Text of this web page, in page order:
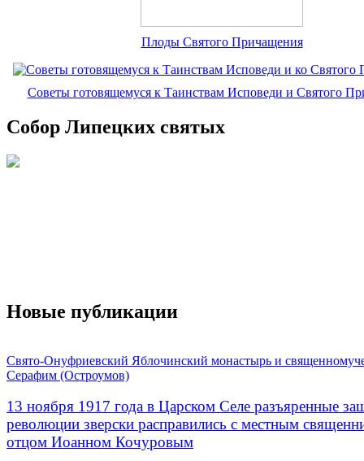
Плоды Святого Причащения
Советы готовящемуся к Таинствам Исповеди и Святого
Собор Липецких святых
Новые публикации
Свято-Онуфриевский Яблочинский монастырь и
Серафим (Остроумов)
13 ноября 1917 года в Царском Селе разъяренные
революции зверски расправились с местным
отцом Иоанном Кочуровым